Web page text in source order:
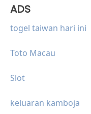
ADS
togel taiwan hari ini
Toto Macau
Slot
keluaran kamboja